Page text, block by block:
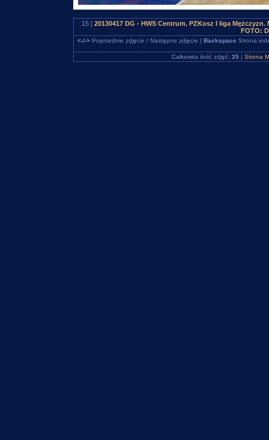
15 | 20130417 DG - HWS Centrum. PZKosz I liga
FOTO:
<-/->Poprzednie zdjęcie / Następne zdjęcie | Backspace Strona
Całkowita ilość zdjęć: 25 | Strona